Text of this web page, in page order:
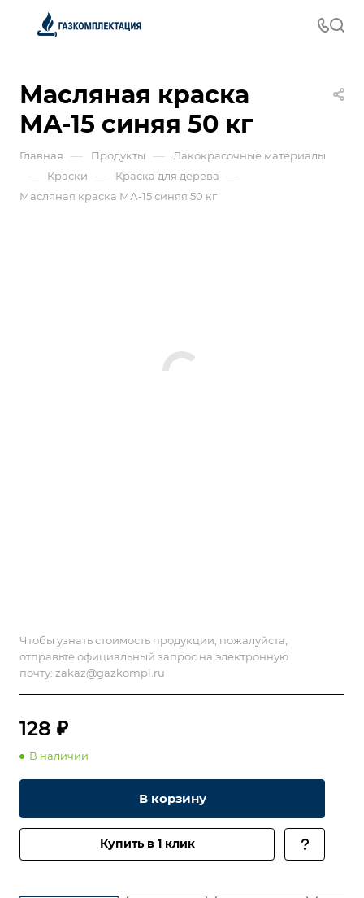
Масляная краска
МА-15 синяя 50 кг
Главная — Продукты — Лакокрасочные материалы
— Краски — Краска для дерева —
Масляная краска МА-15 синяя 50 кг
Чтобы узнать стоимость продукции, пожалуйста,
отправьте официальный запрос на электронную
почту: zakaz@gazkompl.ru
128 ₽
В наличии
В корзину
Купить в 1 клик